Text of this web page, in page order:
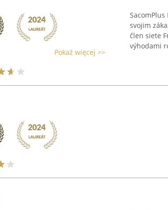
Pokaż więcej >>
svojim
člen siete
výhodami